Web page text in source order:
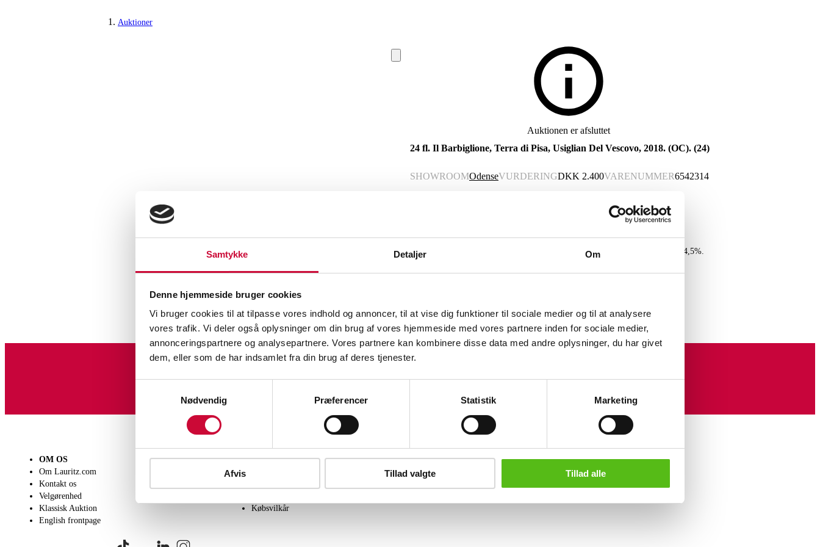
Samtykke Detaljer Om
Denne hjemmeside bruger cookies
Vi bruger cookies til at tilpasse vores indhold og annoncer, til at vise dig funktioner til sociale medier og til at analysere
vores trafik. Vi deler også oplysninger om din brug af vores hjemmeside med vores partnere inden for sociale medier,
annonceringspartnere og analysepartnere. Vores partnere kan kombinere disse data med andre oplysninger, du har givet
dem, eller som de har indsamlet fra din brug af deres tjenester.
Nødvendig
Præferencer Statistik Marketing
Afvis Tillad valgte Tillad alle
Auktioner
Auktionen er afsluttet
24 fl. Il Barbiglione, Terra di Pisa, Usiglian Del Vescovo, 2018. (OC). (24)
SHOWROOMOdenseVURDERINGDKK 2.400VARENUMMER6542314
24 fl. Il Barbiglione, Terra di Pisa, Usiglian Del Vescovo, rødvin, 2018. Alk. 14,5%.
håndteringsmærker. (24)
Lignende varer
Tilmeld dig vores nyhedsbrev og modtag nyheder samt tilbud direkte i din email.
OM OS
Om Lauritz.com
Kontakt os
Velgørenhed
Klassisk Auktion
English frontpage
SÆLG
KØB
Købsvilkår